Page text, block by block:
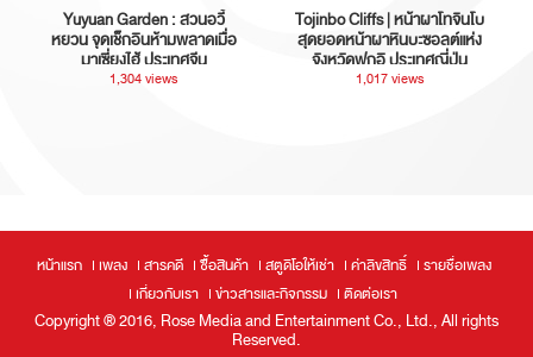
Yuyuan Garden : สวนอวี้
หยวน จุดเช็กอินห้ามพลาดเมื่อ
มาเซี่ยงไฮ้ ประเทศจีน
1,304 views
Tojinbo Cliffs | หน้าผาโทจินโบ
สุดยอดหน้าผาหินบะซอลต์แห่ง
จังหวัดฟุกุอิ ประเทศญี่ปุ่น
1,017 views
หน้าแรก เพลง สารคดี ซื้อสินค้า สตูดิโอให้เช่า ค่าลิขสิทธิ์
รายชื่อเพลง
เกี่ยวกับเรา
ข่าวสารและกิจกรรม ติดต่อเรา
Copyright ® 2016, Rose Media and Entertainment Co., Ltd., All rights
Reserved.